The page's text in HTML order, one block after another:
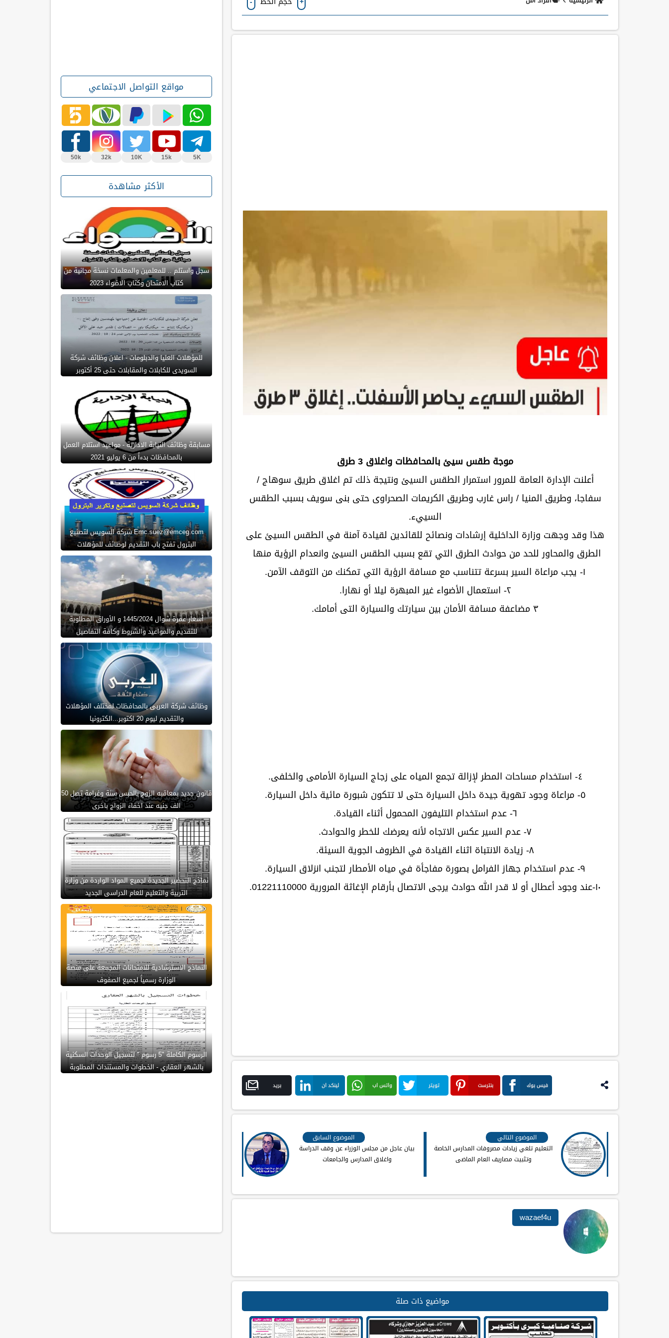
موجة طقس سيئ بالمحافظات واغلاق 3 طرق
أعلنت الإدارة العامة للمرور استمرار الطقس السيئ ونتيجة ذلك تم اغلاق طريق سوهاج /
سفاجا، وطريق المنيا / راس غارب وطريق الكريمات الصحراوى حتى بنى سويف بسبب الطقس
السييء.
هذا وقد وجهت وزارة الداخلية إرشادات ونصائح للقائدين لقيادة آمنة في الطقس السيئ على
الطرق والمحاور للحد من حوادث الطرق التي تقع بسبب الطقس السيئ وانعدام الرؤية منها
١- يجب مراعاة السير بسرعة تتناسب مع مسافة الرؤية التي تمكنك من التوقف الآمن.
٢- استعمال الأضواء غير المبهرة ليلا أو نهارا.
٣ مضاعفة مسافة الأمان بين سيارتك والسيارة التى أمامك.
٤- استخدام مساحات المطر لإزالة تجمع المياه على زجاج السيارة الأمامى والخلفى.
٥- مراعاة وجود تهوية جيدة داخل السيارة حتى لا تتكون شبورة مائية داخل السيارة.
٦- عدم استخدام التليفون المحمول أثناء القيادة.
٧- عدم السير عكس الاتجاه لأنه يعرضك للخطر والحوادث.
٨- زيادة الانتباة اثناء القيادة في الظروف الجوية السيئة.
٩- عدم استخدام جهاز الفرامل بصورة مفاجأة في مياه الأمطار لتجنب انزلاق السيارة.
١٠-عند وجود أعطال أو لا قدر الله حوادث يرجى الاتصال بأرقام الإغاثة المرورية 01221110000.
فيس بوك بنترست تويتر واتس اب لينكد ان بريد
الموضوع التالي
التعليم تلغي زيادات مصروفات المدارس الخاصة
وتثبيت مصاريف العام الماضى
الموضوع السابق
بيان عاجل من مجلس الوزراء عن وقف الدراسة
واغلاق المدارس والجامعات
wazaef4u
مواضيع ذات صلة
مواقع التواصل الاجتماعي
5K
15k
10K
32k
50k
الأكثر مشاهدة
سجل واستلم .. للمعلمين والمعلمات نسخة مجانية من
كتاب الامتحان وكتاب الاضواء 2023
للمؤهلات العليا والدبلومات - اعلان وظائف شركة
السويدى للكابلات والمقابلات حتى 25 أكتوبر
مسابقة وظائف النيابة الادارية - مواعيد استلام العمل
بالمحافظات بدءاً من 6 يوليو 2021
Emc.suez@emceg.com شركة السويس لتصنيع
البترول تفتح باب التقديم لوظائف للمؤهلات
أسعار عمرة شوال 1445/2024 و الأوراق المطلوبة
للتقديم والمواعيد والشروط وكافة التفاصيل
وظائف شركة العربى بالمحافظات لمختلف المؤهلات
والتقديم ليوم 20 اكتوبر...الكترونيا
قانون جديد بمعاقبه الزوج بالحبس سنة وغرامة تصل 50
الف جنيه عند اخفاء الزواج باخرى
نماذج التحضير الجديدة لجميع المواد الواردة من وزارة
التربية والتعليم للعام الدراسى الجديد
النماذج الاسترشادية للامتحانات المجمعة على منصة
الوزارة رسمياً لجميع الصفوف
الرسوم الكاملة "5 رسوم " لتسجيل الوحدات السكنية
بالشهر العقاري - الخطوات والمستندات المطلوبة